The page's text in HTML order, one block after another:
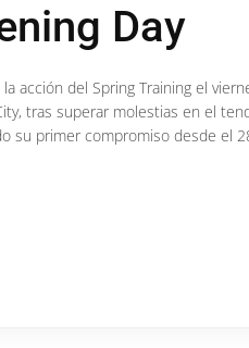
Day
la acción del Spring Training el
tras superar molestias en el
su primer compromiso desde el